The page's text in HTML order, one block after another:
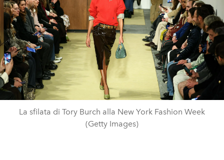
La sfilata di Tory Burch alla New York Fashion Week
(Getty Images)